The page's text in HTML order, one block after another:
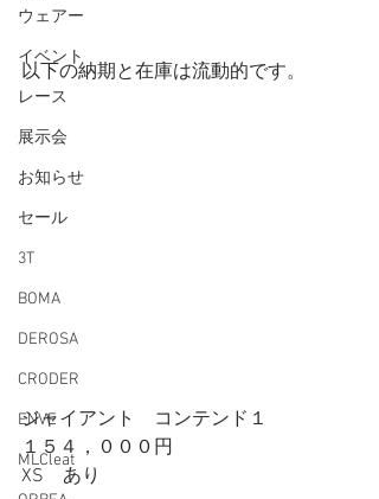
ウェアー
イベント
レース
展示会
お知らせ
セール
3T
BOMA
DEROSA
CRODER
ENVE
MLCleat
以下の納期と在庫は流動的です。
ジャイアント　コンテンド１
１５４，０００円
XS　あり